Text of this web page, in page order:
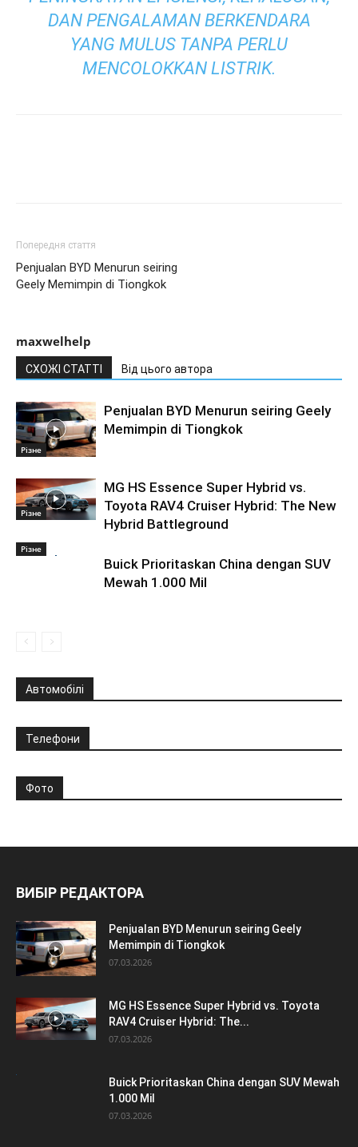
DAN PENGALAMAN BERKENDARA
YANG MULUS TANPA PERLU
MENCOLOKKAN LISTRIK.
Попередня стаття
Penjualan BYD Menurun seiring
Geely Memimpin di Tiongkok
maxwelhelp
СХОЖІ СТАТТІ Від цього автора
Різне
Penjualan BYD Menurun seiring Geely
Memimpin di Tiongkok
Різне
MG HS Essence Super Hybrid vs.
Toyota RAV4 Cruiser Hybrid: The New
Hybrid Battleground
Різне
Buick Prioritaskan China dengan SUV
Mewah 1.000 Mil
Автомобілі
Телефони
Фото
ВИБІР РЕДАКТОРА
Penjualan BYD Menurun seiring Geely
Memimpin di Tiongkok
07.03.2026
MG HS Essence Super Hybrid vs. Toyota
RAV4 Cruiser Hybrid: The...
07.03.2026
Buick Prioritaskan China dengan SUV Mewah
1.000 Mil
07.03.2026